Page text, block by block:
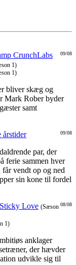
09/08
CrunchLabs
1)
1)
bliver skæg og
Mark Rober byder
samt
09/08
årstider
par, der
ferie sammen hver
får vendt op og ned
sin kone til fordel
08/08
Love (Sæson
1)
anklager
der hævder
udvikle sig til